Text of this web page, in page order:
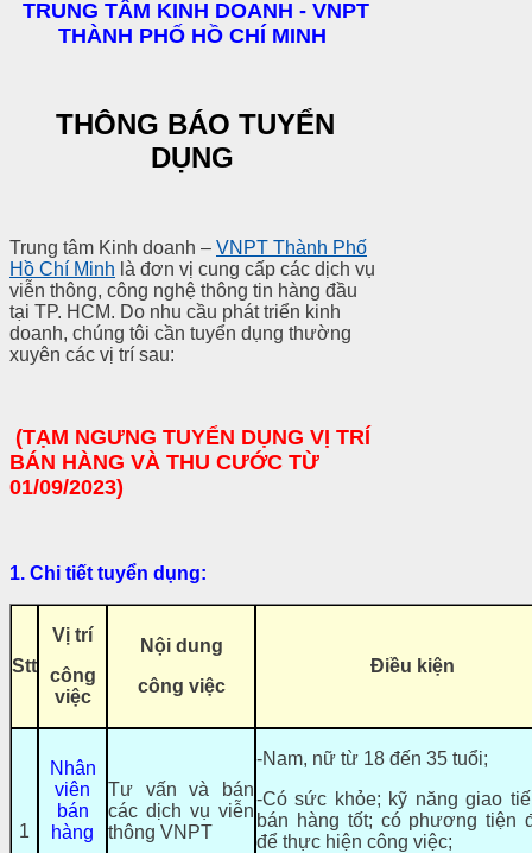
TRUNG TÂM KINH DOANH - VNPT
THÀNH PHỐ HỒ CHÍ MINH
THÔNG BÁO TUYỂN
DỤNG
Trung tâm Kinh doanh – VNPT Thành Phố
Hồ Chí Minh là đơn vị cung cấp các dịch vụ
viễn thông, công nghệ thông tin hàng đầu
tại TP. HCM. Do nhu cầu phát triển kinh
doanh, chúng tôi cần tuyển dụng thường
xuyên các vị trí sau:
(TẠM NGƯNG TUYỂN DỤNG VỊ TRÍ
BÁN HÀNG VÀ THU CƯỚC TỪ
01/09/2023)
1. Chi tiết tuyển dụng:
Stt
Vị trí
công
việc
Nội dung
công việc
Điều kiện
1
Nhân
viên
bán
hàng
Tư vấn và bán
các dịch vụ viễn
thông VNPT
-Nam, nữ từ 18 đến 35 tuổi;
-Có sức khỏe; kỹ năng giao
bán hàng tốt; có phương tiện
để thực hiện công việc;